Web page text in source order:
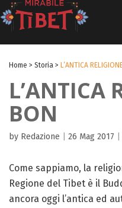
Home > Storia > L’ANTICA
L’ANTICA
BON
by Redazione 26 Mag 2017
Come sappiamo, la
Regione del Tibet è il
ancora oggi l’antica ed